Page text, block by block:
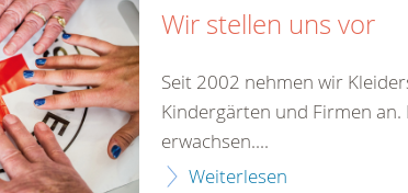
Wir stellen uns vor
Seit 2002 nehmen wir
Kindergärten und Firmen an.
erwachsen....
Weiterlesen